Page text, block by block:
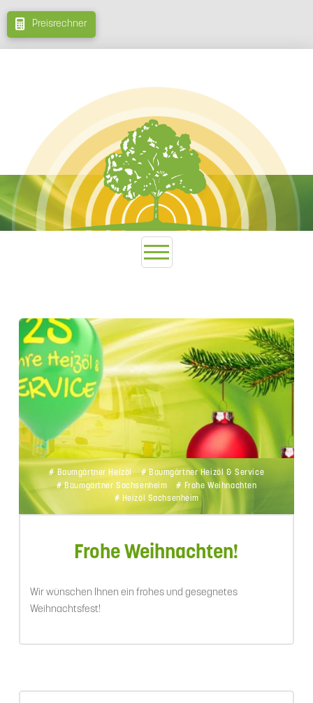
Preisrechner
# Baumgärtner Heizöl
# Baumgärtner Heizöl & Service
# Baumgärtner Sachsenheim
# Frohe Weihnachten
# Heizöl Sachsenheim
Frohe Weihnachten!
Wir wünschen Ihnen ein frohes und gesegnetes
Weihnachtsfest!